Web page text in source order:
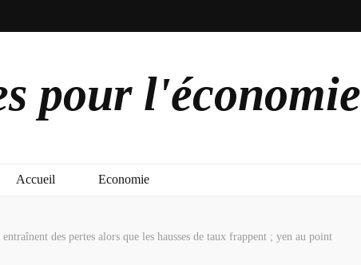
pour l'économie
Accueil Economie
des pertes alors que les hausses de taux frappent ; yen au point